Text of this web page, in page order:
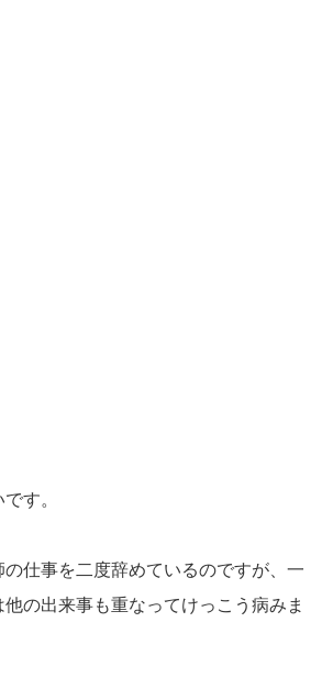
す。
仕事を二度辞めているのですが、一
の出来事も重なってけっこう病みま